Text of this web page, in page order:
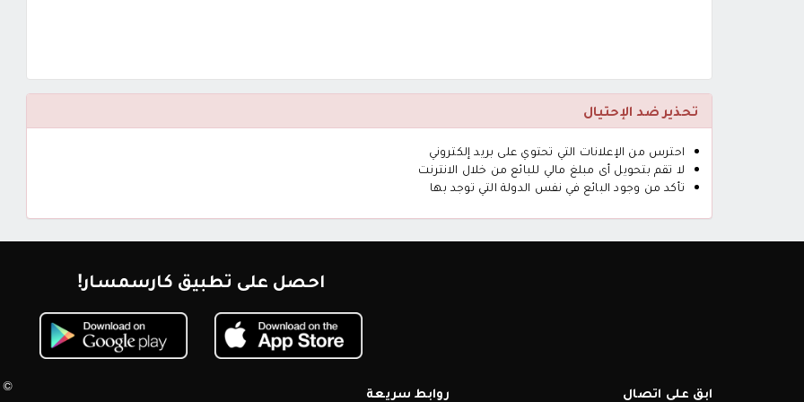
تحذير ضد الإحتيال
احترس من الإعلانات التي تحتوي على بريد إلكتروني
لا تقم بتحويل أى مبلغ مالي للبائع من خلال الانترنت
تأكد من وجود البائع في نفس الدولة التي توجد بها
احصل على تطبيق كارسمسار!
ابق على اتصال روابط سريعة © 2026 كارسمسار. جميع